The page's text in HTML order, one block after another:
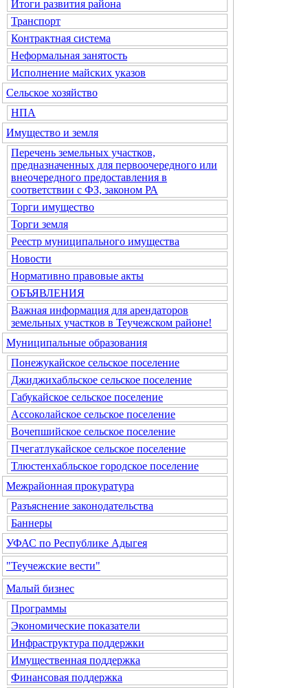
Итоги развития района
Транспорт
Контрактная система
Неформальная занятость
Исполнение майских указов
Сельское хозяйство
НПА
Имущество и земля
Перечень земельных участков,
предназначенных для первоочередного или
внеочередного предоставления в
соответствии с ФЗ, законом РА
Торги имущество
Торги земля
Реестр муниципального имущества
Новости
Нормативно правовые акты
ОБЪЯВЛЕНИЯ
Важная информация для арендаторов
земельных участков в Теучежском районе!
Муниципальные образования
Понежукайское сельское поселение
Джиджихабльское сельское поселение
Габукайское сельское поселение
Ассоколайское сельское поселение
Вочепшийское сельское поселение
Пчегатлукайское сельское поселение
Тлюстенхабльское городское поселение
Межрайонная прокуратура
Разъяснение законодательства
Баннеры
УФАС по Республике Адыгея
"Теучежские вести"
Малый бизнес
Программы
Экономические показатели
Инфраструктура поддержки
Имущественная поддержка
Финансовая поддержка